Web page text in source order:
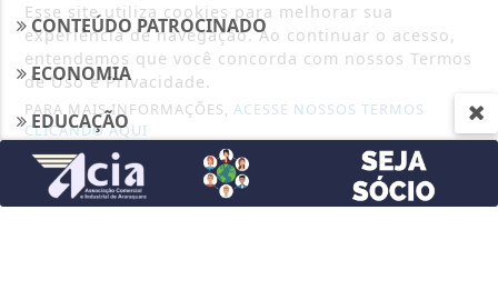
CONTEÚDO PATROCINADO
ECONOMIA
EDUCAÇÃO
ENTRETENIMENTO
Esse site utiliza cookies para melhorar sua
experiência de navegação. Ao continuar o acesso,
entendemos que você concorda com nossos Termos
de Uso e Privacidade.
PARA MAIS INFORMAÇÕES,ACESSE NOSSOS TERMOS
CLICANDO AQUI
PROSSEGUIR